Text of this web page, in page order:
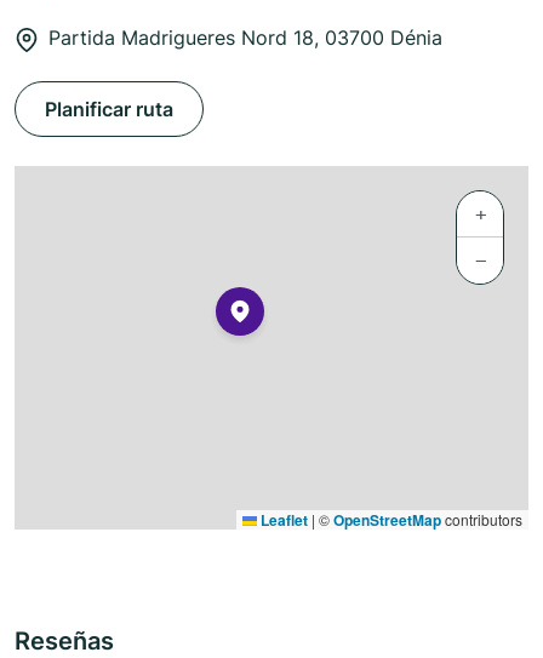
Partida Madrigueres Nord 18, 03700 Dénia
Planificar ruta
+
−
Leaflet | ©OpenStreetMapcontributors
Reseñas